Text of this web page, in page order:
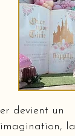
devient un
la